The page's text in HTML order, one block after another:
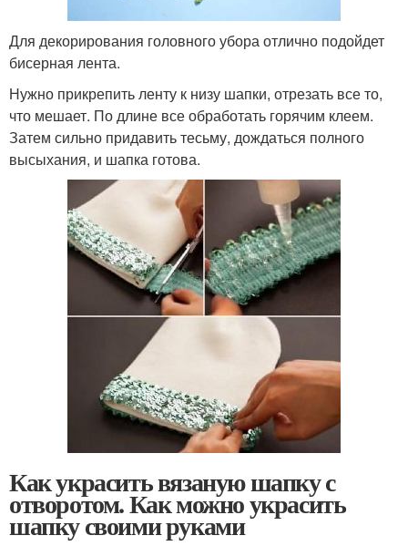
Для декорирования головного убора отлично подойдет
бисерная лента.
Нужно прикрепить ленту к низу шапки, отрезать все то,
что мешает. По длине все обработать горячим клеем.
Затем сильно придавить тесьму, дождаться полного
высыхания, и шапка готова.
Как украсить вязаную шапку с
отворотом. Как можно украсить
шапку своими руками